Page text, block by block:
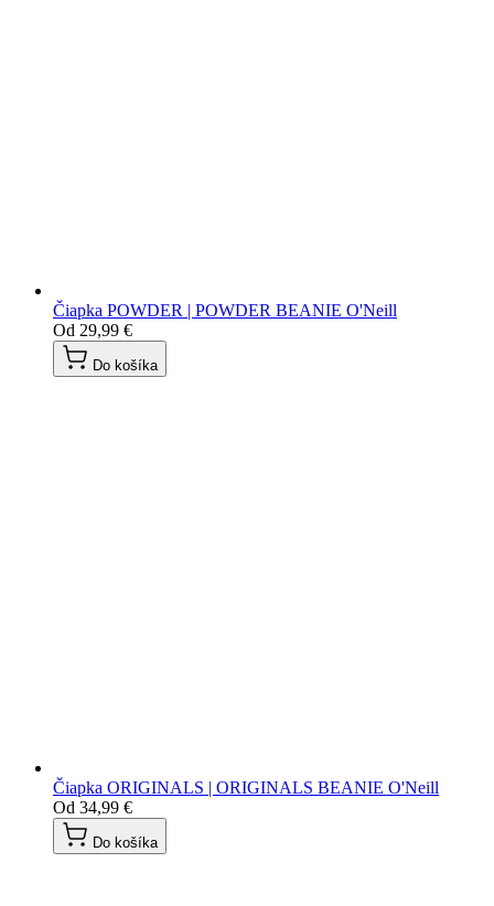
Čiapka POWDER | POWDER BEANIE O'Neill
Od 29,99 €
Do košíka
Čiapka ORIGINALS | ORIGINALS BEANIE O'Neill
Od 34,99 €
Do košíka